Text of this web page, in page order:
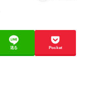
送る Pocket